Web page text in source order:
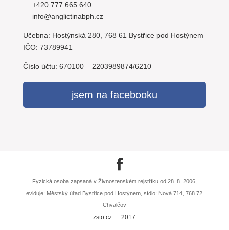
+420 777 665 640
info@anglictinabph.cz
Učebna: Hostýnská 280, 768 61 Bystřice pod Hostýnem
IČO: 73789941
Číslo účtu: 670100 – 2203989874/6210
jsem na facebooku
Fyzická osoba zapsaná v Živnostenském rejstříku od 28. 8. 2006,
eviduje: Městský úřad Bystřice pod Hostýnem, sídlo: Nová 714, 768 72
Chvalčov
zsto.cz 2017